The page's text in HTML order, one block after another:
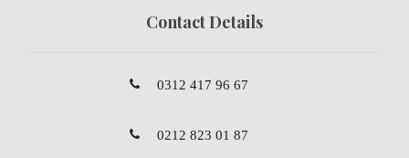
Contact Details
0312 417 96 67
0212 823 01 87